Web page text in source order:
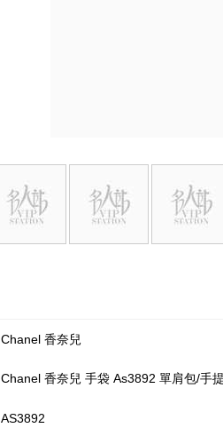
Chanel 香奈兒
Chanel 香奈兒 手袋 As3892 單肩包/手
AS3892